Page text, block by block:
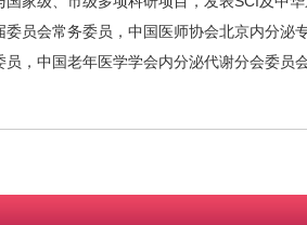
会常务委员，中国医师协会北京内分泌
，中国老年医学学会内分泌代谢分会委